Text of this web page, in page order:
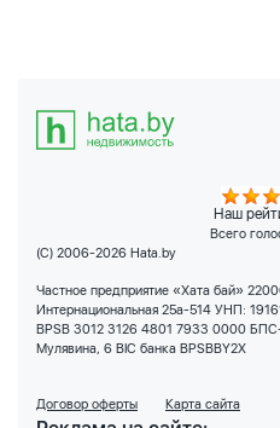
Наш
Всего
(C) 2006-2026 Hata.by
Частное предприятие «Хата бай»
Интернациональная 25а-514 УНП:
BPSB 3012 3126 4801 7933 0000
Мулявина, 6 BIC банка BPSBBY2X
Договор оферты Карта сайта